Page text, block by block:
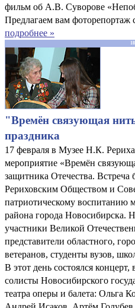
фильм об А.В. Суворове
Предлагаем вам фоторепортаж
подробнее »
"Времён связующая
праздника
17 февраля в Музее Н.К.
мероприятие «Времён
защитника Отечества.
Рериховским Обществом и
патриотическому воспитанию
района города Новосибирска.
участники Великой
представители областного,
ветеранов, студенты вузов,
В этот день состоялся
солисты Новосибирского
театра оперы и балета: Ольга